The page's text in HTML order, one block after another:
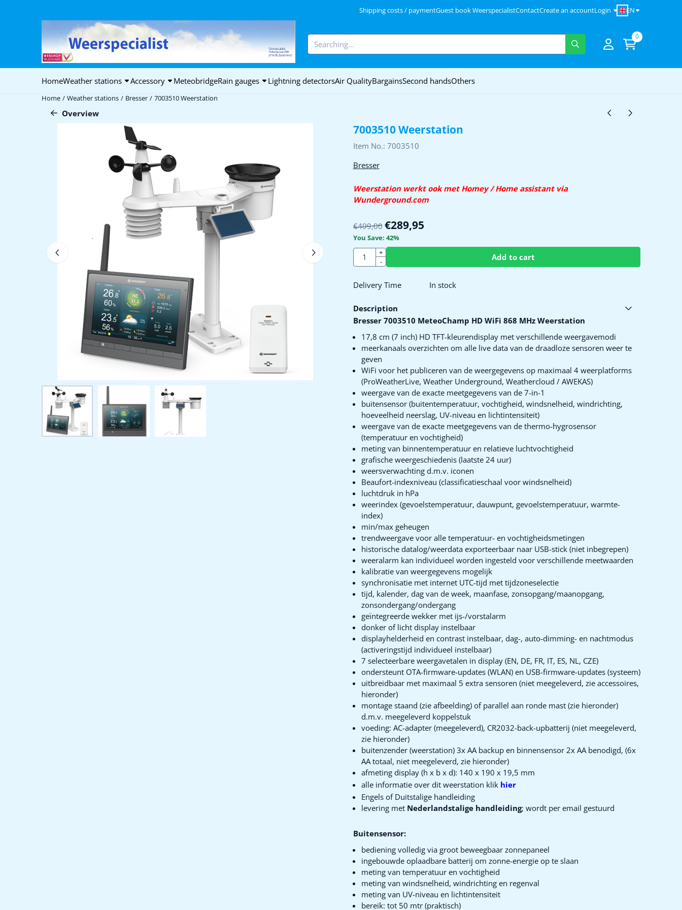
Shipping costs / paymentGuest book WeerspecialistContactCreate an accountLogin EN
Search 0
HomeWeather stations Accessory MeteobridgeRain gauges Lightning detectorsAir QualityBargainsSecond handsOthers
Home / Weather stations / Bresser / 7003510 Weerstation
Overview
7003510 Weerstation
Item No.: 7003510
Bresser
Weerstation werkt ook met Homey / Home assistant via
Wunderground.com
€499,00 €289,95
You Save: 42%
Quantity
+
-
Add to cart
Delivery Time In stock
Description
Bresser 7003510 MeteoChamp HD WiFi 868 MHz Weerstation
17,8 cm (7 inch) HD TFT-kleurendisplay met verschillende weergavemodi
meerkanaals overzichten om alle live data van de draadloze sensoren weer te
geven
WiFi voor het publiceren van de weergegevens op maximaal 4 weerplatforms
(ProWeatherLive, Weather Underground, Weathercloud / AWEKAS)
weergave van de exacte meetgegevens van de 7-in-1
buitensensor (buitentemperatuur, vochtigheid, windsnelheid, windrichting,
hoeveelheid neerslag, UV-niveau en lichtintensiteit)
weergave van de exacte meetgegevens van de thermo-hygrosensor
(temperatuur en vochtigheid)
meting van binnentemperatuur en relatieve luchtvochtigheid
grafische weergeschiedenis (laatste 24 uur)
weersverwachting d.m.v. iconen
Beaufort-indexniveau (classificatieschaal voor windsnelheid)
luchtdruk in hPa
weerindex (gevoelstemperatuur, dauwpunt, gevoelstemperatuur, warmte-
index)
min/max geheugen
trendweergave voor alle temperatuur- en vochtigheidsmetingen
historische datalog/weerdata exporteerbaar naar USB-stick (niet inbegrepen)
weeralarm kan individueel worden ingesteld voor verschillende meetwaarden
kalibratie van weergegevens mogelijk
synchronisatie met internet UTC-tijd met tijdzoneselectie
tijd, kalender, dag van de week, maanfase, zonsopgang/maanopgang,
zonsondergang/ondergang
geïntegreerde wekker met ijs-/vorstalarm
donker of licht display instelbaar
displayhelderheid en contrast instelbaar, dag-, auto-dimming- en nachtmodus
(activeringstijd individueel instelbaar)
7 selecteerbare weergavetalen in display (EN, DE, FR, IT, ES, NL, CZE)
ondersteunt OTA-firmware-updates (WLAN) en USB-firmware-updates (systeem)
uitbreidbaar met maximaal 5 extra sensoren (niet meegeleverd, zie accessoires,
hieronder)
montage staand (zie afbeelding) of parallel aan ronde mast (zie hieronder)
d.m.v. meegeleverd koppelstuk
voeding: AC-adapter (meegeleverd), CR2032-back-upbatterij (niet meegeleverd,
zie hieronder)
buitenzender (weerstation) 3x AA backup en binnensensor 2x AA benodigd, (6x
AA totaal, niet meegeleverd, zie hieronder)
afmeting display (h x b x d): 140 x 190 x 19,5 mm
alle informatie over dit weerstation klik hier
Engels of Duitstalige handleiding
levering met Nederlandstalige handleiding; wordt per email gestuurd
Buitensensor:
bediening volledig via groot beweegbaar zonnepaneel
ingebouwde oplaadbare batterij om zonne-energie op te slaan
meting van temperatuur en vochtigheid
meting van windsnelheid, windrichting en regenval
meting van UV-niveau en lichtintensiteit
bereik: tot 50 mtr (praktisch)